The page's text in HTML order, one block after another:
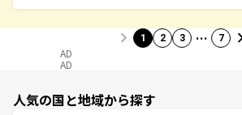
1 2 3 … 7
AD
AD
人気の国と地域から探す